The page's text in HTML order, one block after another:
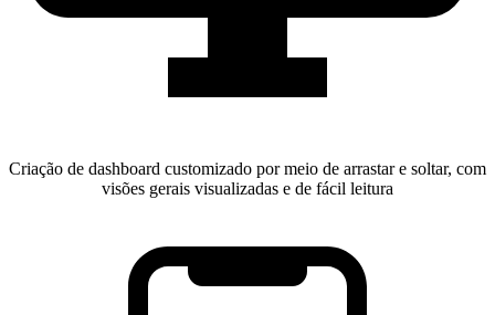
Criação de dashboard customizado por meio de arrastar e soltar, com
visões gerais visualizadas e de fácil leitura